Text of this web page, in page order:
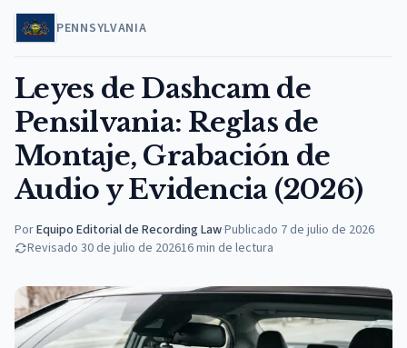
PENNSYLVANIA
Leyes de Dashcam de
Pensilvania: Reglas de
Montaje, Grabación de
Audio y Evidencia (2026)
PorEquipo Editorial de Recording Law·Publicado 7 de julio de 2026
Revisado 30 de julio de 202616min de lectura